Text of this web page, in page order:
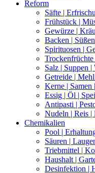
Reform
Säfte |
Frühstück |
Gewürze |
Backen |
Spirituosen |
Trockenfrüchte
Salz | Suppen
Getreide |
Kerne | Samen
Essig | Öl |
Antipasti |
Nudeln | Reis |
Chemikalien
Pool |
Säuren |
Triebmittel |
Haushalt |
Desinfektion |